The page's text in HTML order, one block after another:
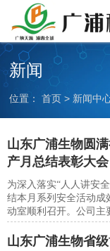
新闻
位置：首页 > 新闻中
山东广浦生物圆
产月总结表彰大会
为深入落实“人人讲安
结本月系列安全活动成
动室顺利召开。公司主
代表参加本次会议。
山东广浦生物省